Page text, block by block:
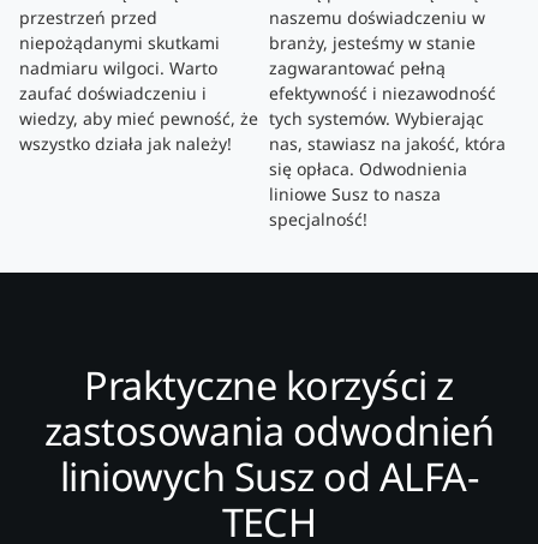
przestrzeń przed
niepożądanymi skutkami
nadmiaru wilgoci. Warto
zaufać doświadczeniu i
wiedzy, aby mieć pewność, że
wszystko działa jak należy!
naszemu doświadczeniu w
branży, jesteśmy w stanie
zagwarantować pełną
efektywność i niezawodność
tych systemów. Wybierając
nas, stawiasz na jakość, która
się opłaca. Odwodnienia
liniowe Susz to nasza
specjalność!
Praktyczne korzyści z
zastosowania odwodnień
liniowych Susz od ALFA-
TECH